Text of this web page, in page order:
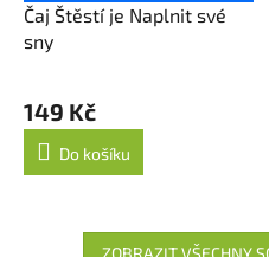
Čaj Štěstí je Naplnit své
sny
149 Kč
Do košíku
ZOBRAZIT VŠECHNY